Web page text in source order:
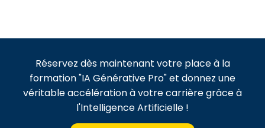
Réservez dès maintenant votre place à la
formation "IA Générative Pro" et donnez une
véritable accélération à votre carrière grâce à
l'Intelligence Artificielle !